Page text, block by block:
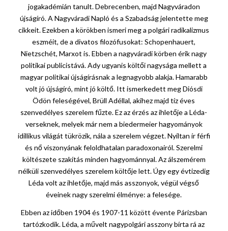
jogakadémián tanult. Debrecenben, majd Nagyváradon
újságíró. A Nagyváradi Napló és a Szabadság jelentette meg
cikkeit. Ezekben a körökben ismeri meg a polgári radikalizmus
eszméit, de a divatos filozófusokat: Schopenhauert,
Nietzschét, Marxot is. Ebben a nagyváradi körben érik nagy
politikai publicistává. Ady ugyanis költői nagysága mellett a
magyar politikai újságírásnak a legnagyobb alakja. Hamarabb
volt jó újságíró, mint jó költő. Itt ismerkedett meg Diósdi
Ödön feleségével, Brüll Adéllal, akihez majd tíz éves
szenvedélyes szerelem fűzte. Ez az érzés az ihletője a Léda-
verseknek, melyek már nem a biedermeier hagyományok
idillikus világát tükrözik, nála a szerelem végzet. Nyíltan ír férfi
és nő viszonyának feloldhatalan paradoxonairól. Szerelmi
költészete szakítás minden hagyománnyal. Az álszemérem
nélküli szenvedélyes szerelem költője lett. Úgy egy évtizedig
Léda volt az ihletője, majd más asszonyok, végül végső
éveinek nagy szerelmi élménye: a felesége.
Ebben az időben 1904 és 1907-11 között évente Párizsban
tartózkodik. Léda, a művelt nagypolgári asszony bírta rá az